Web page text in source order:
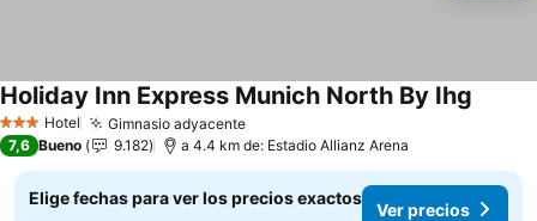
3 Estrellas
Hotel Gimnasio adyacenteVer precios
Holiday Inn Express Munich North By Ihg
7,6 Bueno 9.182 a 4.4 km de: Estadio Allianz Arena
Elige fechas para ver los precios exactos
Ver precios